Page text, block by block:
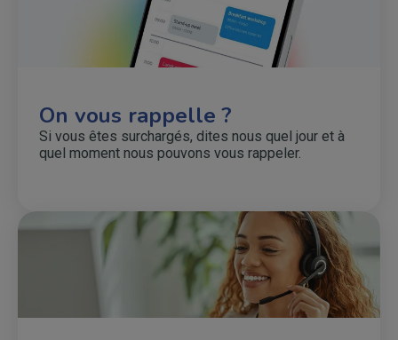
On vous rappelle ?
Si vous êtes surchargés, dites nous quel jour et à
quel moment nous pouvons vous rappeler.